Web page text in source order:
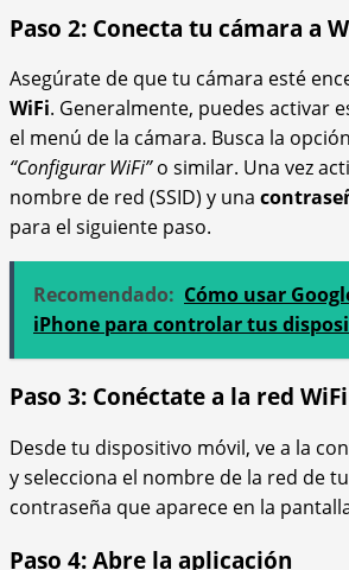
Paso 2: Conecta tu cámara a
Asegúrate de que tu cámara esté
WiFi. Generalmente, puedes activar
el menú de la cámara. Busca la
“Configurar WiFi”o similar. Una vez
nombre de red (SSID) y una
para el siguiente paso.
Recomendado: Cómo usar
iPhone para controlar tus
Paso 3: Conéctate a la red
Desde tu dispositivo móvil, ve a la
y selecciona el nombre de la red de
contraseña que aparece en la
Paso 4: Abre la aplicación